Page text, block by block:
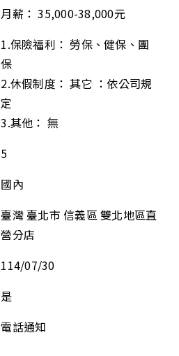
月薪： 35,000-38,000元
1.保險福利： 勞保、健保、團
保
2.休假制度： 其它 ：依公司規
定
3.其他： 無
5
國內
臺灣 臺北市 信義區 雙北地區直
營分店
114/07/30
是
電話通知